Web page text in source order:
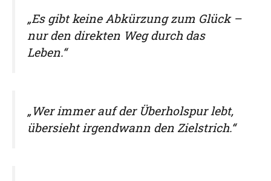
„Es gibt keine Abkürzung zum Glück –
nur den direkten Weg durch das
Leben.“
„Wer immer auf der Überholspur lebt,
übersieht irgendwann den Zielstrich.“